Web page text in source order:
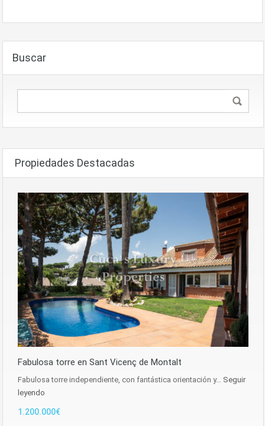
Buscar
Propiedades Destacadas
Fabulosa torre en Sant Vicenç de Montalt
Fabulosa torre independiente, con fantástica orientación y… Seguir
leyendo
1.200.000€